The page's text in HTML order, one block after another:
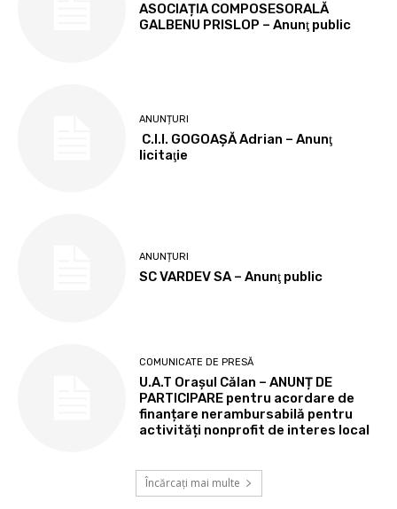
ASOCIAȚIA COMPOSESORALĂ
GALBENU PRISLOP – Anunţ public
ANUNȚURI
C.I.I. GOGOAŞĂ Adrian – Anunţ
licitaţie
ANUNȚURI
SC VARDEV SA – Anunţ public
COMUNICATE DE PRESĂ
U.A.T Orașul Călan – ANUNȚ DE
PARTICIPARE pentru acordare de
finanțare nerambursabilă pentru
activități nonprofit de interes local
Încărcați mai multe